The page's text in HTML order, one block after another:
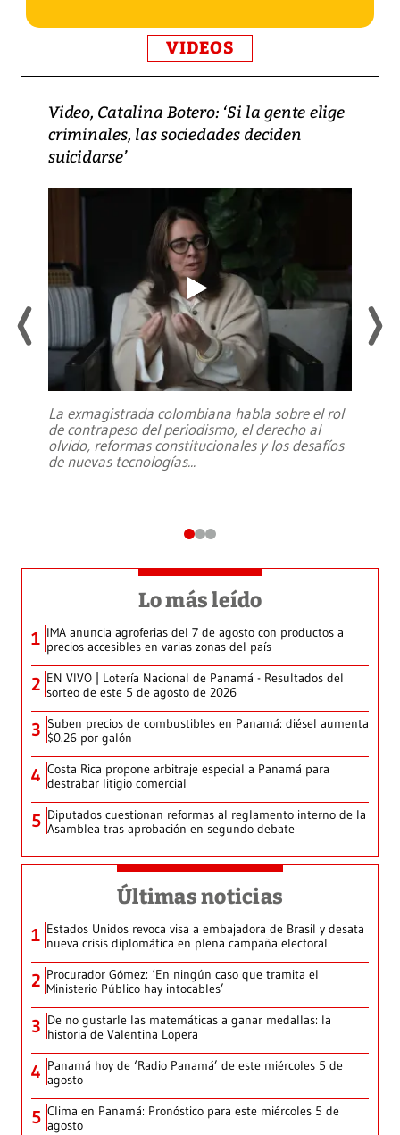
VIDEOS
Video, Catalina Botero: ‘Si la gente elige
criminales, las sociedades deciden
suicidarse’
La exmagistrada colombiana habla sobre el rol
de contrapeso del periodismo, el derecho al
olvido, reformas constitucionales y los desafíos
de nuevas tecnologías...
Lo más leído
1 IMA anuncia agroferias del 7 de agosto con productos a
precios accesibles en varias zonas del país
2 EN VIVO | Lotería Nacional de Panamá - Resultados del
sorteo de este 5 de agosto de 2026
3 Suben precios de combustibles en Panamá: diésel aumenta
$0.26 por galón
4 Costa Rica propone arbitraje especial a Panamá para
destrabar litigio comercial
5 Diputados cuestionan reformas al reglamento interno de la
Asamblea tras aprobación en segundo debate
Últimas noticias
1 Estados Unidos revoca visa a embajadora de Brasil y desata
nueva crisis diplomática en plena campaña electoral
2 Procurador Gómez: ‘En ningún caso que tramita el
Ministerio Público hay intocables’
3 De no gustarle las matemáticas a ganar medallas: la
historia de Valentina Lopera
4 Panamá hoy de ‘Radio Panamá’ de este miércoles 5 de
agosto
5 Clima en Panamá: Pronóstico para este miércoles 5 de
agosto